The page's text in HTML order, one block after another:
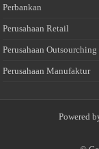
Perbankan
Perusahaan Retail
Perusahaan Outsourching
Perusahaan Manufaktur
Powered